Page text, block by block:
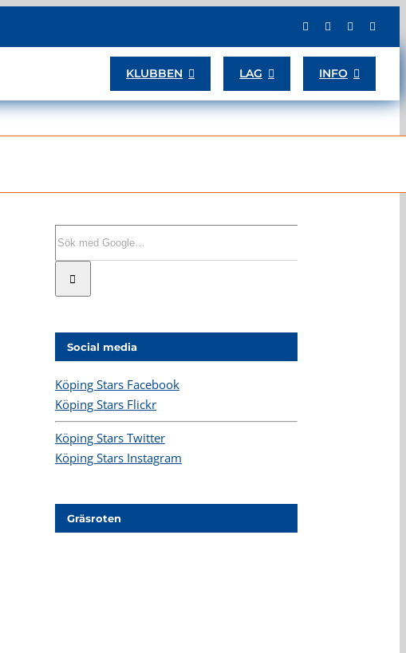
KLUBBEN LAG INFO
Social media
Köping Stars Facebook
Köping Stars Flickr
Köping Stars Twitter
Köping Stars Instagram
Gräsroten